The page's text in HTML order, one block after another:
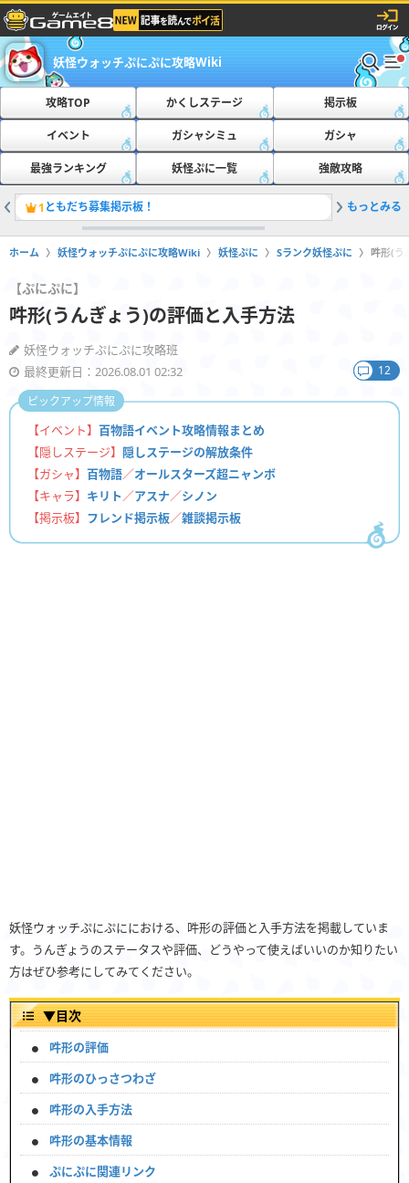
妖怪ウォッチぷにぷに攻略Wiki
攻略TOP かくしステージ 掲示板
イベント ガシャシミュ ガシャ
最強ランキング 妖怪ぷに一覧 強敵攻略
1 ともだち募集掲示板！ 2おたす
もっとみる
ホーム 妖怪ウォッチぷにぷに攻略Wiki 妖怪ぷに Sランク妖怪ぷに 吽形(う
【ぷにぷに】
吽形(うんぎょう)の評価と入手方法
妖怪ウォッチぷにぷに攻略班
最終更新日：2026.08.01 02:32
12
【イベント】 百物語イベント攻略情報まとめ
【隠しステージ】 隠しステージの解放条件
【ガシャ】 百物語／オールスターズ超ニャンボ
【キャラ】 キリト／アスナ／シノン
【掲示板】 フレンド掲示板／雑談掲示板
ピックアップ情報
妖怪ウォッチぷにぷににおける、吽形の評価と入手方法を掲載していま
す。うんぎょうのステータスや評価、どうやって使えばいいのか知りたい
方はぜひ参考にしてみてください。
▼目次
吽形の評価
吽形のひっさつわざ
吽形の入手方法
吽形の基本情報
ぷにぷに関連リンク